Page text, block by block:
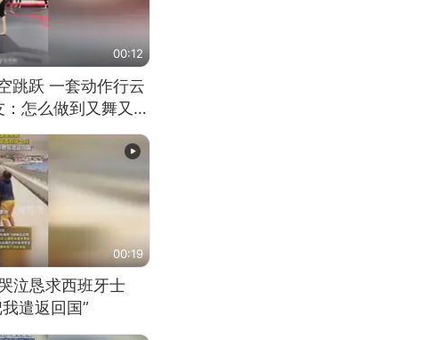
00:12
跳跃 一套动作行云
怎么做到又舞又武
00:19
泣恳求西班牙士
遣返回国”